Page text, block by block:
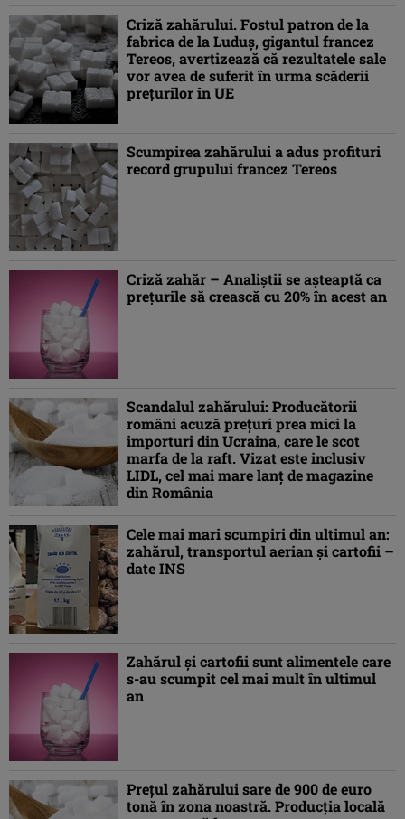
Criză zahărului. Fostul patron de la
fabrica de la Luduş, gigantul francez
Tereos, avertizează că rezultatele sale
vor avea de suferit în urma scăderii
preţurilor în UE
Scumpirea zahărului a adus profituri
record grupului francez Tereos
Criză zahăr – Analiştii se aşteaptă ca
preţurile să crească cu 20% în acest an
Scandalul zahărului: Producătorii
români acuză prețuri prea mici la
importuri din Ucraina, care le scot
marfa de la raft. Vizat este inclusiv
LIDL, cel mai mare lanț de magazine
din România
Cele mai mari scumpiri din ultimul an:
zahărul, transportul aerian şi cartofii –
date INS
Zahărul şi cartofii sunt alimentele care
s-au scumpit cel mai mult în ultimul
an
Prețul zahărului sare de 900 de euro
tonă în zona noastră. Producția locală